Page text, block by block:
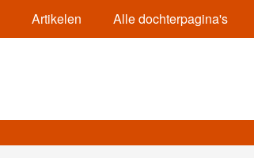
Artikelen Alle dochterpagina's